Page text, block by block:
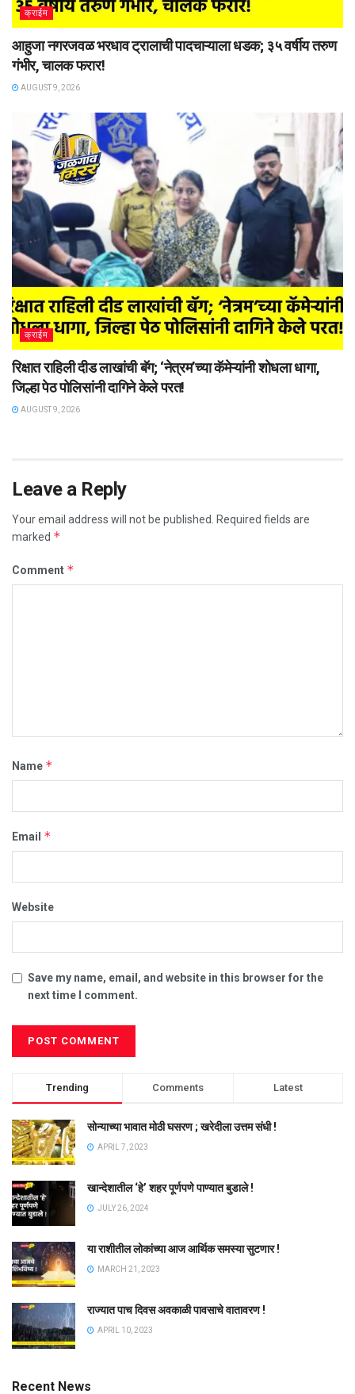
क्राईम
आहुजा नगरजवळ भरधाव ट्रालाची पादचाऱ्याला धडक; ३५ वर्षीय तरुण
गंभीर, चालक फरार!
AUGUST 9, 2026
क्राईम
रिक्षात राहिली दीड लाखांची बॅग; ‘नेत्रम’च्या कॅमेऱ्यांनी शोधला धागा,
जिल्हा पेठ पोलिसांनी दागिने केले परत!
AUGUST 9, 2026
Leave a Reply
Your email address will not be published.
Required fields are
marked *
Comment *
Name *
Email *
Website
Save my name, email, and website in this browser for the
next time I comment.
Trending Comments Latest
सोन्याच्या भावात मोठी घसरण ; खरेदीला उत्तम संधी !
APRIL 7, 2023
खान्देशातील ‘हे’ शहर पूर्णपणे पाण्यात बुडाले !
JULY 26, 2024
या राशीतील लोकांच्या आज आर्थिक समस्या सुटणार !
MARCH 21, 2023
राज्यात पाच दिवस अवकाळी पावसाचे वातावरण !
APRIL 10, 2023
Recent News